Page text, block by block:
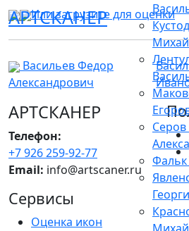
АРТСКАНЕР
Серов
Или загрузите для оценки
Васильев Федор
Александрович
АРТСКАНЕР
Телефон:
+7 926 259-92-77
Email: info@artscaner.ru
Сервисы
Оценка икон